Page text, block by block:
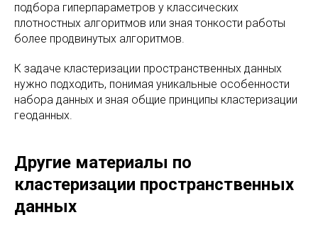
подбора гиперпараметров у классических
плотностных алгоритмов или зная тонкости работы
более продвинутых алгоритмов.
К задаче кластеризации пространственных данных
нужно подходить, понимая уникальные особенности
набора данных и зная общие принципы кластеризации
геоданных.
Другие материалы по
кластеризации пространственных
данных